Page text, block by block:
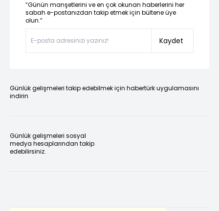
“Günün manşetlerini ve en çok okunan haberlerini her
sabah e-postanızdan takip etmek için bültene üye
olun.”
Kaydet
Günlük gelişmeleri takip edebilmek için habertürk uygulamasını
indirin
Günlük gelişmeleri sosyal
medya hesaplarından takip
edebilirsiniz.